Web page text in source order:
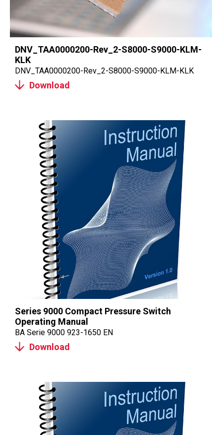
DNV_TAA0000200-Rev_2-S8000-S9000-KLM-
KLK
DNV_TAA0000200-Rev_2-S8000-S9000-KLM-KLK
Download
Series 9000 Compact Pressure Switch
Operating Manual
BA Serie 9000 923-1650 EN
Download